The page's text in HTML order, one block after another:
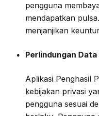
pengguna
mendapatkan
menjanjikan
Perlindungan Data
Aplikasi Penghasil
kebijakan privasi
pengguna sesuai